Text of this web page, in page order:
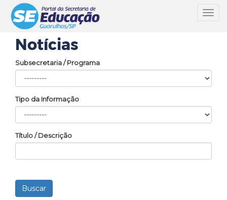
Notícias
Subsecretaria / Programa
Tipo da Informação
Título / Descrição